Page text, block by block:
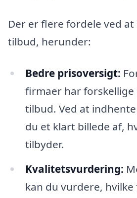
Der er flere fordele ved
tilbud, herunder:
Bedre prisoversigt:
firmaer har forskellige
tilbud. Ved at
du et klart billede af,
tilbyder.
Kvalitetsvurdering:
kan du vurdere,